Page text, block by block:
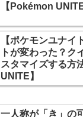
【Pokémon UNITE
【ポケモンユナイ
トが変わった？ク
スタマイズする方
UNITE】
一人称が「き」の